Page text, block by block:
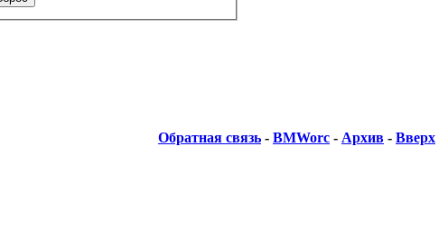
Обратная связь - BMWorc - Архив - Вверх